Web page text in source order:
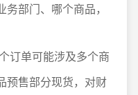
部门、哪个商品，
订单可能涉及多个商
预售部分现货，对财